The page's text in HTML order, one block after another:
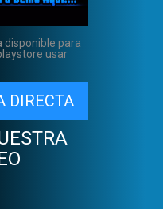
disponible para
usar
DIRECTA